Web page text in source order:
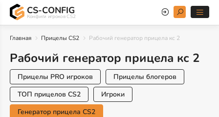
CS-CONFIG
Конфиги игроков CS2
Главная Прицелы CS2 Рабочий генератор прицела кс 2
Рабочий генератор прицела кс 2
Прицелы PRO игроков
Прицелы блогеров
ТОП прицелов CS2
Игроки
Генератор прицела CS2